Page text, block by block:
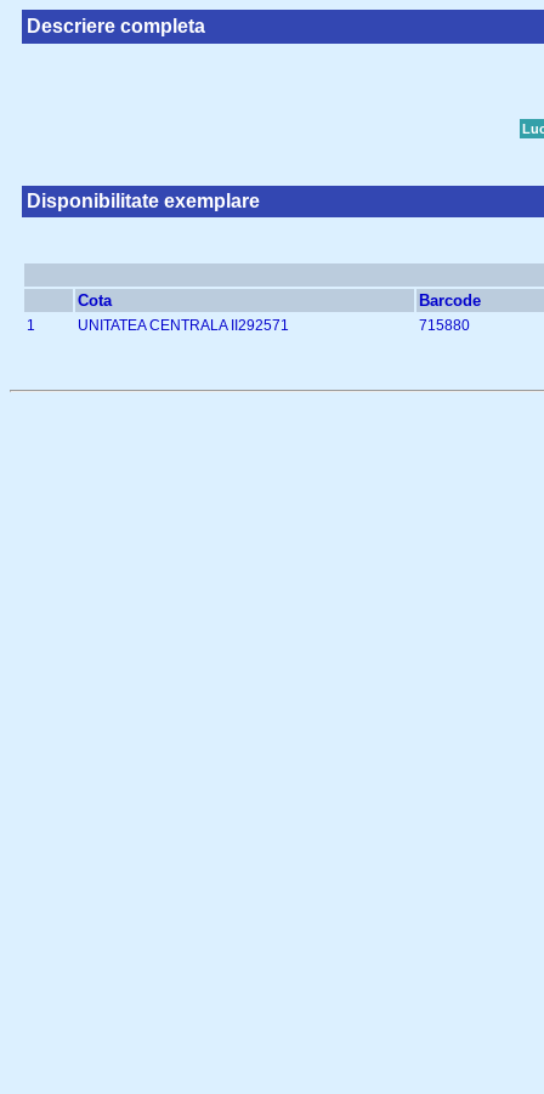
Descriere completa
Disponibilitate exemplare
Cota Barcode
1 UNITATEA CENTRALA II292571 715880